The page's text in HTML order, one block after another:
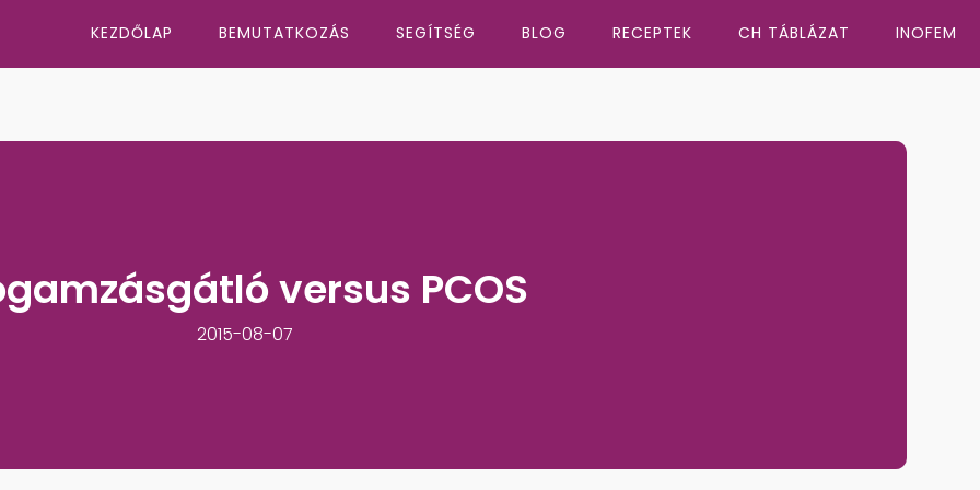
KEZDŐLAP BEMUTATKOZÁS SEGÍTSÉG BLOG RECEPTEK CH TÁBLÁZAT INOFEM
versus PCOS
2015-08-07